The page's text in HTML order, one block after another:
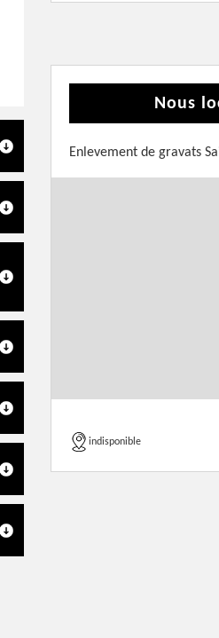
Nous
Enlevement de gravats
indisponible